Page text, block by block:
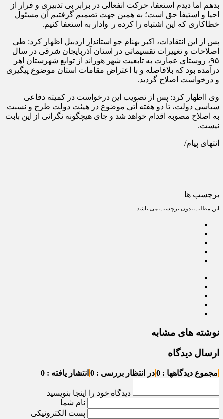
بدهم اما دیدم استعفا، حرکت انفعالی در برابر بی تدبیری و فرار از
احیا و استیفا حق است؛ به همین جهت تصمیم گرفتیم آن مسئول
خطاکاری که این اشتباه را کرده را وادار به استعفا کنیم.
پس از این انتقادات، اکبر بهنام جو استاندار اردبیل اظهار کرد: طی
اصلاحات و تغییرات تقسیماتی در استان آذربایجان شرقی در سال
۹۵، روستای عمارت به تابعیت شهر هوراند از توابع شهرستان اهر
درآمده بود که بلافاصله و با اعتراض مقامات استان موضوع پیگیری
و درخواست اصلاح گردید.
وی ااظهار کرد: پس از تصویب این درخواست در کمیته دفاعی
سیاسی دولت، تا دو هفته آتی موضوع در هیئت دولت طرح و نسبت
به اصلاح مصوبه اقدام خواهد شد و جای هیچگونه نگرانی از این بابت
نیست.
انتهای پیام/
برچسب ها
این مطلب بدون برچسب می باشد.
نوشته های مشابه
ارسال دیدگاه
مجموع دیدگاهها : 0 در انتظار بررسی : 0 انتشار یافته : 0
دیدگاه خود را اینجا بنویسید
نام شما
پست الکترونیکی